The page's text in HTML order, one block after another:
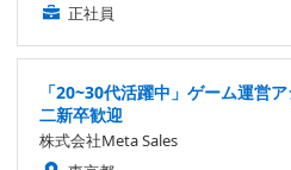
正社員
「20~30代活躍中」ゲーム運営
二新卒歓迎
株式会社Meta Sales